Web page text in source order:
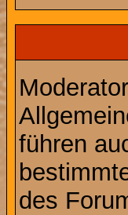
führen
des